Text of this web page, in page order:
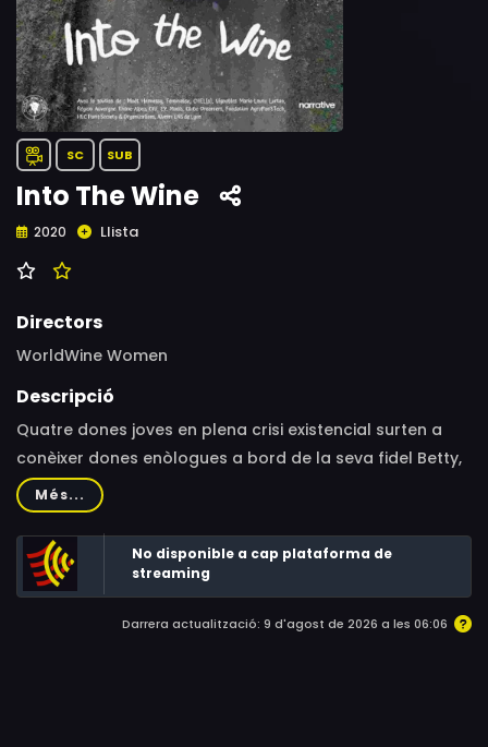
SC SUB
Into The Wine
2020 Llista
Directors
WorldWine Women
Descripció
Quatre dones joves en plena crisi existencial surten a
conèixer dones enòlogues a bord de la seva fidel Betty,
des d’Espanya fins a Turquia. Aquest “road-doc”
presenta en paral·lel els retrats de dones del vi
inspiradores i les reflexions extretes d’aquestes
trobades durant un viatge ple de girs i sorpreses.
Més...
No disponible a cap plataforma de
streaming
Darrera actualització: 9 d'agost de 2026 a les 06:06